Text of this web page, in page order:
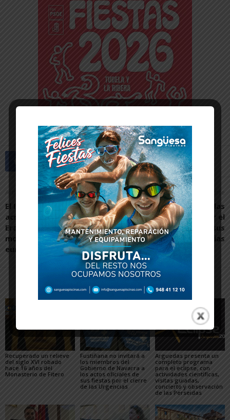
Artículo anterior
El IESO Castejón recibe la
acreditación K122 de
Erasmus+ para fomentar
movilidad y proyectos
europeos
Artículo siguiente
UNED Tudela ayuda a las
empresas a integrar el
valor social dentro de sus
estrategias
Recuperado un relieve
del siglo XVI robado
hace 16 años del
Monasterio de Fitero
Fustiñana no invitará a
los miembros del
Gobierno de Navarra a
los actos oficiales de
sus fiestas por el cierre
de las Urgencias
Arguedas presenta un
completo programa
para el eclipse, con
actividades científicas,
visitas guiadas,
concierto y observación
de las Perseidas